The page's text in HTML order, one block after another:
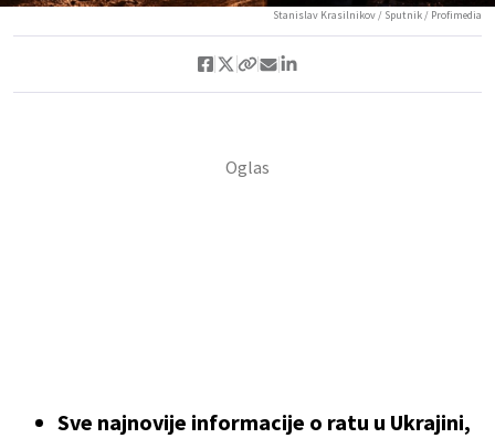
Stanislav Krasilnikov / Sputnik / Profimedia
Sve najnovije informacije o ratu u Ukrajini,